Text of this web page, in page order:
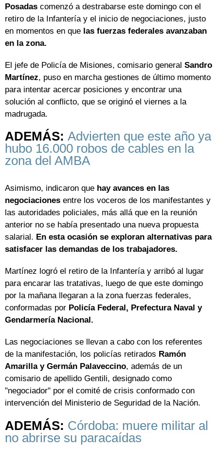
Posadas comenzó a destrabarse este domingo con el
retiro de la Infantería y el inicio de negociaciones, justo
en momentos en que las fuerzas federales avanzaban
en la zona.
El jefe de Policía de Misiones, comisario general Sandro
Martínez, puso en marcha gestiones de último momento
para intentar acercar posiciones y encontrar una
solución al conflicto, que se originó el viernes a la
madrugada.
ADEMÁS: Advierten que este año ya
hubo 16.000 robos de cables en la
zona del AMBA
Asimismo, indicaron que hay avances en las
negociaciones entre los voceros de los manifestantes y
las autoridades policiales, más allá que en la reunión
anterior no se había presentado una nueva propuesta
salarial. En esta ocasión se exploran alternativas para
satisfacer las demandas de los trabajadores.
Martínez logró el retiro de la Infantería y arribó al lugar
para encarar las tratativas, luego de que este domingo
por la mañana llegaran a la zona fuerzas federales,
conformadas por Policía Federal, Prefectura Naval y
Gendarmería Nacional.
Las negociaciones se llevan a cabo con los referentes
de la manifestación, los policías retirados Ramón
Amarilla y Germán Palaveccino, además de un
comisario de apellido Gentili, designado como
"negociador" por el comité de crisis conformado con
intervención del Ministerio de Seguridad de la Nación.
ADEMÁS: Córdoba: muere militar al
no abrirse su paracaídas